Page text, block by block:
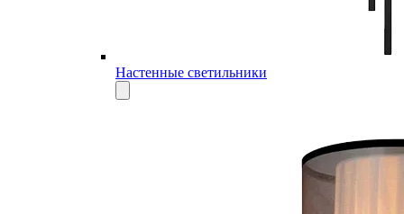
Настенные светильники